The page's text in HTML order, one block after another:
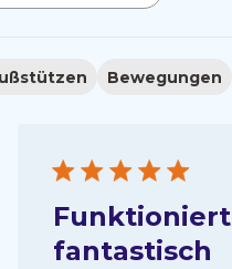
Bewegungen
Funktioniert
fantastisch